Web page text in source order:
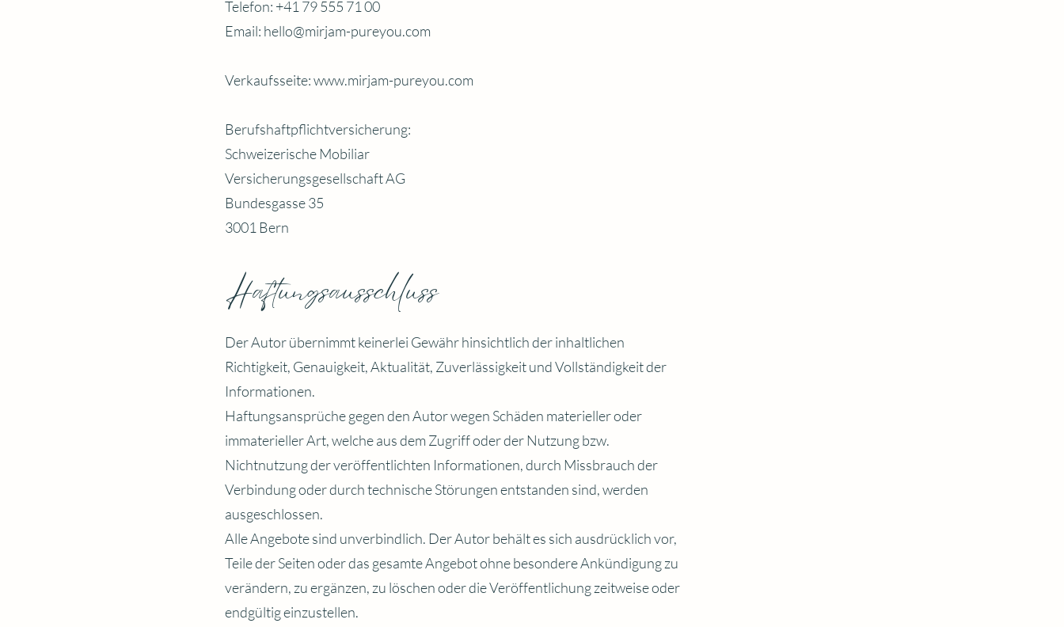
Telefon: +41 79 555 71 00
Email: hello@mirjam-pureyou.com
Verkaufsseite:www.mirjam-pureyou.com
Berufshaftpflichtversicherung:
Schweizerische Mobiliar
Versicherungsgesellschaft AG
Bundesgasse 35
3001 Bern
Haftungsausschluss
Der Autor übernimmt keinerlei Gewähr hinsichtlich der inhaltlichen
Richtigkeit, Genauigkeit, Aktualität, Zuverlässigkeit und Vollständigkeit der
Informationen.
Haftungsansprüche gegen den Autor wegen Schäden materieller oder
immaterieller Art, welche aus dem Zugriff oder der Nutzung bzw.
Nichtnutzung der veröffentlichten Informationen, durch Missbrauch der
Verbindung oder durch technische Störungen entstanden sind, werden
ausgeschlossen.
Alle Angebote sind unverbindlich. Der Autor behält es sich ausdrücklich vor,
Teile der Seiten oder das gesamte Angebot ohne besondere Ankündigung zu
verändern, zu ergänzen, zu löschen oder die Veröffentlichung zeitweise oder
endgültig einzustellen.